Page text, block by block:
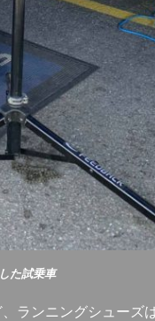
た試乗車
ランニングシューズ